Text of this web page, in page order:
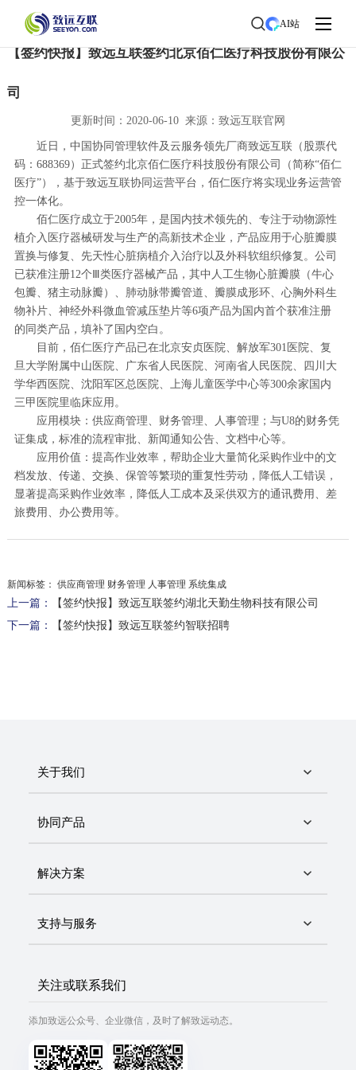
AI站
首页>了解致远>新闻中心
【签约快报】致远互联签约北京佰仁医疗科技股份有限公
司
更新时间：2020-06-10 来源：致远互联官网
近日，中国协同管理软件及云服务领先厂商致远互联（股票代
码：688369）正式签约北京佰仁医疗科技股份有限公司（简称“佰仁
医疗”），基于致远互联协同运营平台，佰仁医疗将实现业务运营管
控一体化。
佰仁医疗成立于2005年，是国内技术领先的、专注于动物源性
植介入医疗器械研发与生产的高新技术企业，产品应用于心脏瓣膜
置换与修复、先天性心脏病植介入治疗以及外科软组织修复。公司
已获准注册12个Ⅲ类医疗器械产品，其中人工生物心脏瓣膜（牛心
包瓣、猪主动脉瓣）、肺动脉带瓣管道、瓣膜成形环、心胸外科生
物补片、神经外科微血管减压垫片等6项产品为国内首个获准注册
的同类产品，填补了国内空白。
目前，佰仁医疗产品已在北京安贞医院、解放军301医院、复
旦大学附属中山医院、广东省人民医院、河南省人民医院、四川大
学华西医院、沈阳军区总医院、上海儿童医学中心等300余家国内
三甲医院里临床应用。
应用模块：供应商管理、财务管理、人事管理；与U8的财务凭
证集成，标准的流程审批、新闻通知公告、文档中心等。
应用价值：提高作业效率，帮助企业大量简化采购作业中的文
档发放、传递、交换、保管等繁琐的重复性劳动，降低人工错误，
显著提高采购作业效率，降低人工成本及采供双方的通讯费用、差
旅费用、办公费用等。
新闻标签： 供应商管理 财务管理 人事管理 系统集成
上一篇：
【签约快报】致远互联签约湖北天勤生物科技有限公司
下一篇：
【签约快报】致远互联签约智联招聘
关于我们
协同产品
解决方案
支持与服务
关注或联系我们
添加致远公众号、企业微信，及时了解致远动态。